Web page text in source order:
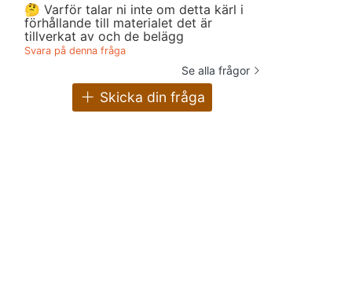
🤔 Varför talar ni inte om detta kärl i
förhållande till materialet det är
tillverkat av och de belägg
Svara på denna fråga
Se alla frågor
Skicka din fråga